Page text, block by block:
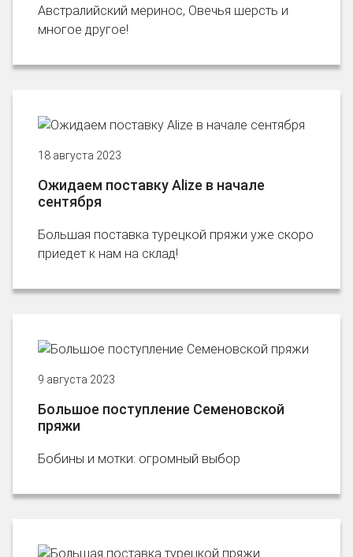
Австралийский меринос, Овечья шерсть и
многое другое!
18 августа 2023
Ожидаем поставку Alize в начале
сентября
Большая поставка турецкой пряжи уже скоро
приедет к нам на склад!
9 августа 2023
Большое поступление Семеновской
пряжи
Бобины и мотки: огромный выбор